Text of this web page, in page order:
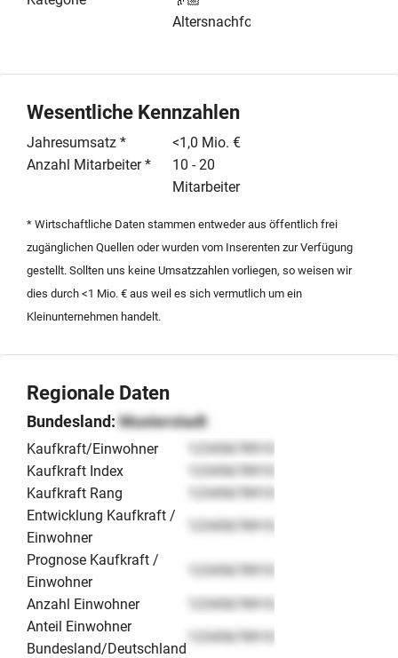
umfassenden Maschinenpark sowie diverse
TechnoGym. Ergänzt wird das Trainingsangebot durch
einen spezialisierten EasyLine-Zirkel, ebenfalls von
TechnoGym, sowie einen großzügigen
Freihantelbereich. Zudem verfügt das Studio über eine
Trainingskonzepte. Die Kombination aus bewährter
Gerätetechnik und funktionalen Trainingsflächen bietet
eine solide Basis für die Fortführung des
Geschäftsmodells in der Region Bayern. Der Verkauf
erfolgt inklusive des vollständigen Inventars, sodass
Altersnachfolge
Wesentliche Kennzahlen
Jahresumsatz *
<1,0 Mio. €
Anzahl Mitarbeiter *
10 - 20
Mitarbeiter
* Wirtschaftliche Daten stammen entweder aus öffentlich frei
zugänglichen Quellen oder wurden vom Inserenten zur Verfügung
gestellt. Sollten uns keine Umsatzzahlen vorliegen, so weisen wir
dies durch <1 Mio. € aus weil es sich vermutlich um ein
Kleinunternehmen handelt.
Regionale Daten
Bundesland:Musterstadt
Kaufkraft/Einwohner
12345678910
Kaufkraft Index
12345678910
Kaufkraft Rang
12345678910
Entwicklung Kaufkraft /
Einwohner
12345678910
Prognose Kaufkraft /
Einwohner
12345678910
Anzahl Einwohner
12345678910
Anteil Einwohner
Bundesland/Deutschland
12345678910